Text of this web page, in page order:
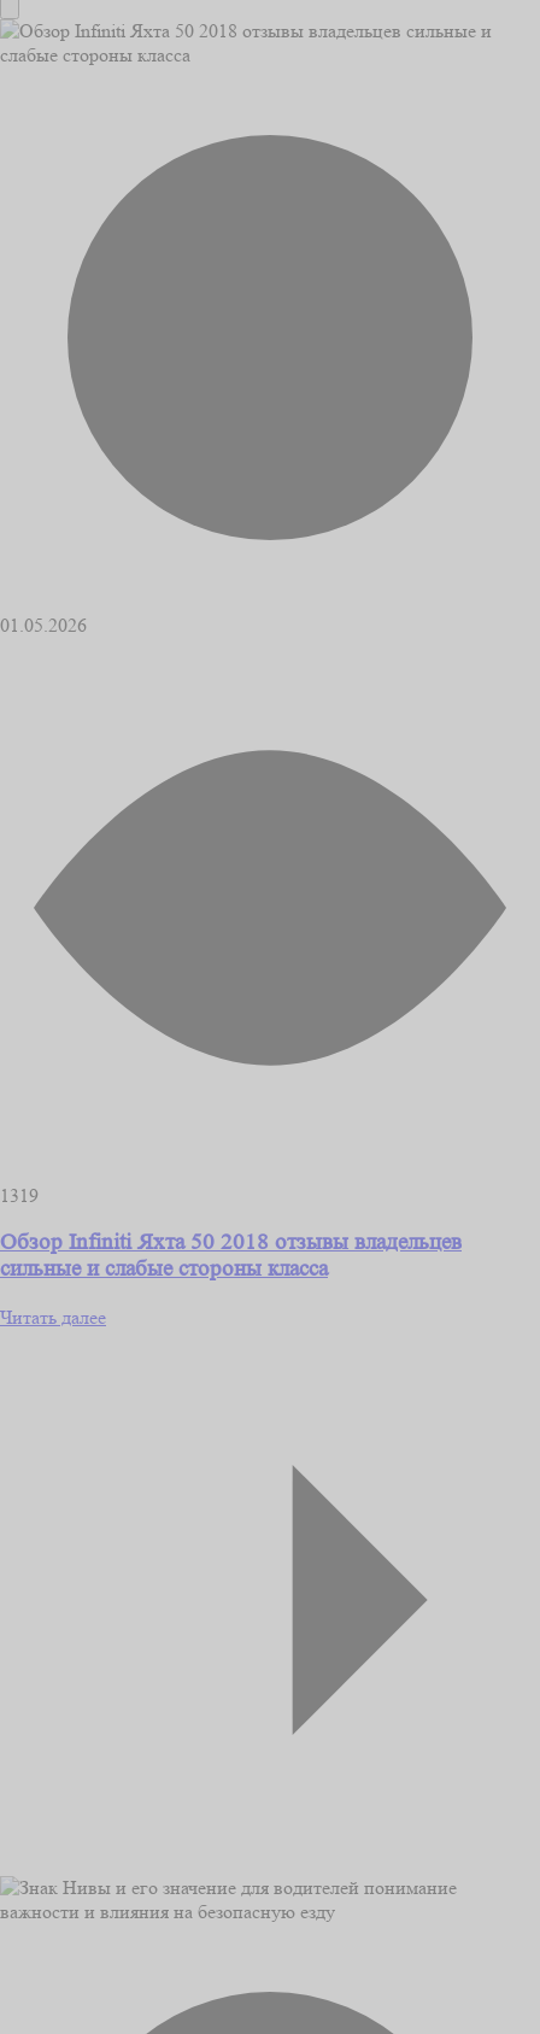
01.05.2026
1319
Обзор Infiniti Яхта 50 2018 отзывы владельцев
сильные и слабые стороны класса
Читать далее